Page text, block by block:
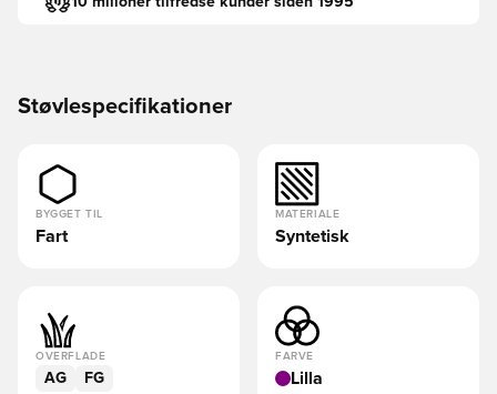
Støvlespecifikationer
BYGGET TIL
Fart
MATERIALE
Syntetisk
OVERFLADE
AG FG
FARVE
Lilla